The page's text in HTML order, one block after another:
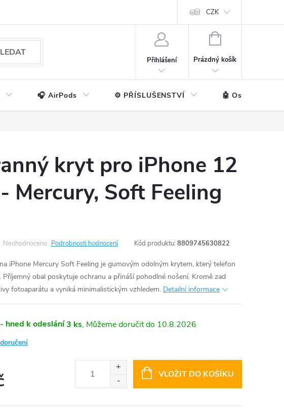
CZK
Přihlášení
NÁKUPNÍ
Prázdný košík
🎧 AirPods ⚙️ PŘÍSLUŠENSTVÍ 🤖 Ostatní
kryt pro iPhone 12
Mercury, Soft Feeling
Neohodnoceno Podrobnosti hodnocení Kód produktu: 8809745630822
iPhone Mercury Soft Feeling je gumovým odolným krytem, který telefon
Příjemný obal poskytuje ochranu a přináší pohodlné nošení. Kromě zad
fotoaparátu a vyniká minimalistickým vzhledem. Detailní informace
hned k odeslání3 ks 10.8.2026
VLOŽIT DO KOŠÍKU